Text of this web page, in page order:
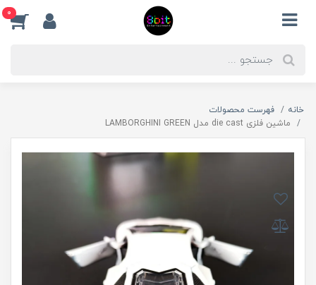
0
خانه
فهرست محصولات
ماشین فلزی die cast مدل LAMBORGHINI GREEN